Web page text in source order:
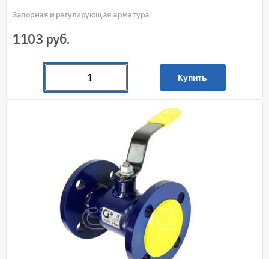
Запорная и регулирующая арматура
1103 руб.
Купить